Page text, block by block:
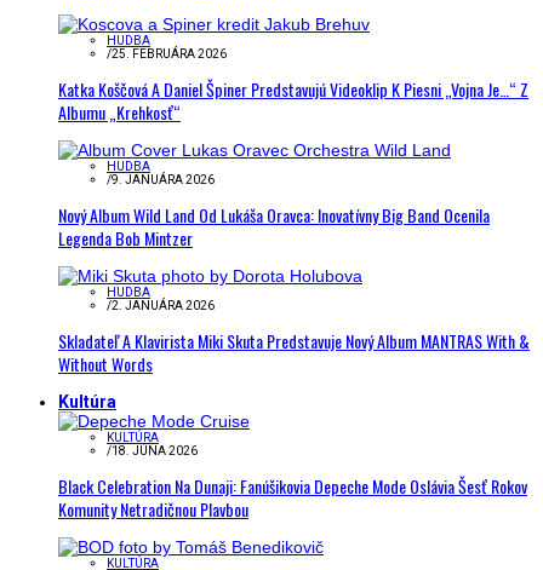
HUDBA
/25. FEBRUÁRA 2026
Katka Koščová A Daniel Špiner Predstavujú Videoklip K Piesni „Vojna Je…“ Z
Albumu „Krehkosť“
HUDBA
/9. JANUÁRA 2026
Nový Album Wild Land Od Lukáša Oravca: Inovatívny Big Band Ocenila
Legenda Bob Mintzer
HUDBA
/2. JANUÁRA 2026
Skladateľ A Klavirista Miki Skuta Predstavuje Nový Album MANTRAS With &
Without Words
Kultúra
KULTÚRA
/18. JÚNA 2026
Black Celebration Na Dunaji: Fanúšikovia Depeche Mode Oslávia Šesť Rokov
Komunity Netradičnou Plavbou
KULTÚRA